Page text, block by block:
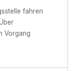
fahren
Vorgang